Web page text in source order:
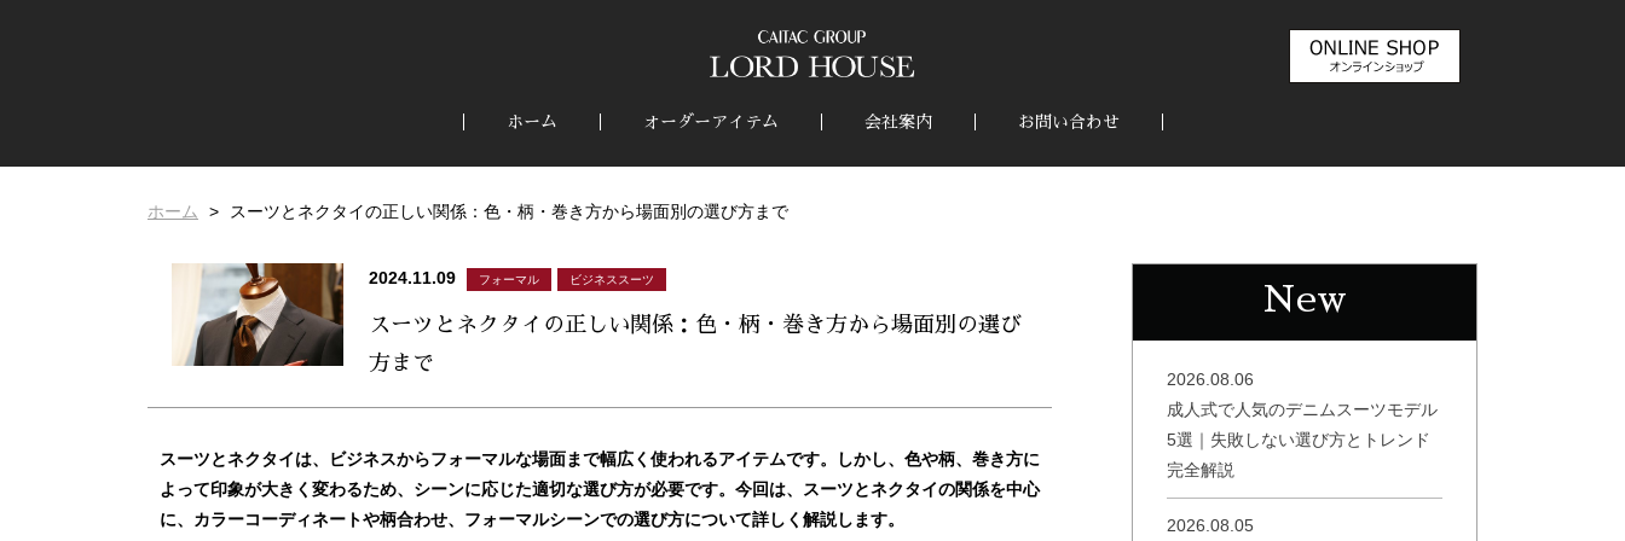
ホーム オーダーアイテム 会社案内 お問い合わせ
ホーム スーツとネクタイの正しい関係：色・柄・巻き方から場面別の選び方まで
2024.11.09 フォーマル ビジネススーツ
スーツとネクタイの正しい関係：色・柄・巻き方から場面別の選び
方まで
スーツとネクタイは、ビジネスからフォーマルな場面まで幅広く使われるアイテムです。しかし、色や柄、巻き方に
よって印象が大きく変わるため、シーンに応じた適切な選び方が必要です。今回は、スーツとネクタイの関係を中心
に、カラーコーディネートや柄合わせ、フォーマルシーンでの選び方について詳しく解説します。
New
2026.08.06
成人式で人気のデニムスーツモデル
5選｜失敗しない選び方とトレンド
完全解説
2026.08.05